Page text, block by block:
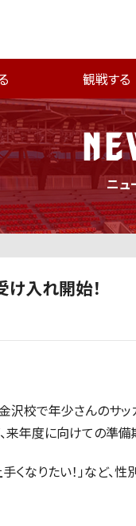
観戦する
ニュ
入れ開始！
沢校で年少さんのサ
年度に向けての準
くなりたい！」など